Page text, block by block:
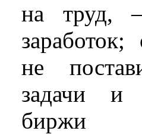
на труд,
заработок;
не
задачи и
биржи